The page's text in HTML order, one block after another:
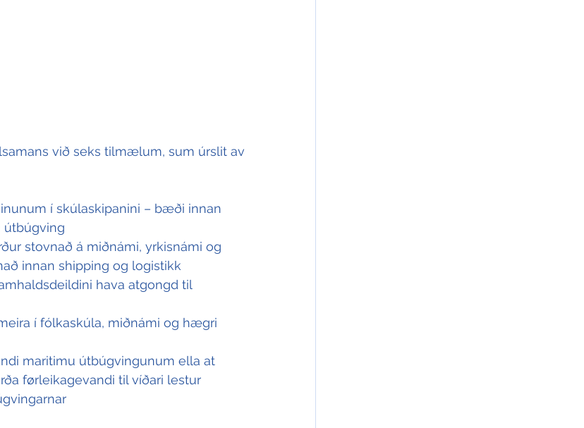
við seks tilmælum, sum úrslit av
í skúlaskipanini – bæði innan
útbúgving
stovnað á miðnámi, yrkisnámi og
innan shipping og logistikk
hava atgongd til
í fólkaskúla, miðnámi og hægri
maritimu útbúgvingunum ella at
førleikagevandi til víðari lestur